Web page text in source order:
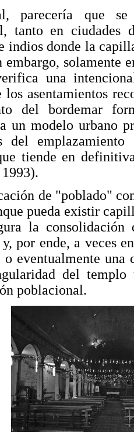
parecería que
tanto en ciudades
indios donde la
embargo, solamente
una
los asentamientos
del bordemar
un modelo urbano
del
tiende en
de "poblado"
pueda existir
la
por ende, a veces
o eventualmente una
del
poblacional.